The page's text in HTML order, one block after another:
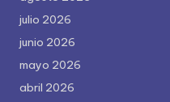
julio 2026
junio 2026
mayo 2026
abril 2026